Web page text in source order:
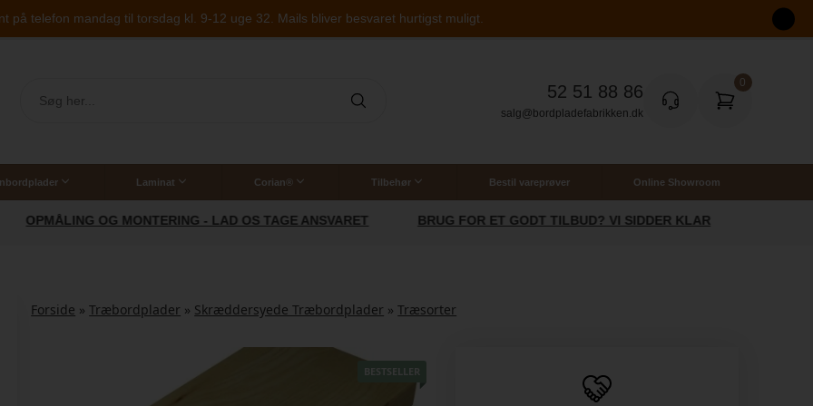
på telefon mandag til torsdag kl. 9-12 uge 32. Mails bliver besvaret hurtigst muligt.
52 51 88 86
salg@bordpladefabrikken.dk
Laminat Corian® Tilbehør Bestil vareprøver Online Showroom
BRUG FOR ET GODT TILBUD? VI SIDDER KLAR SOMMERTILBUD: SPAR 20% PÅ LAMINAT
Forside »Træbordplader » Skræddersyede Træbordplader »Træsorter
BESTSELLER